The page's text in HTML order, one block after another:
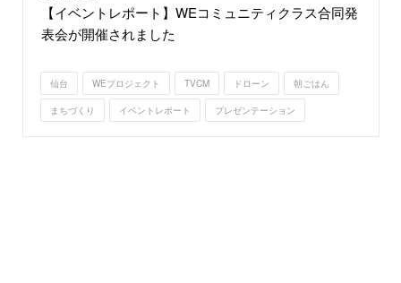
【イベントレポート】WEコミュニティクラス合同発
表会が開催されました
仙台 WEプロジェクト TVCM ドローン 朝ごはん
まちづくり イベントレポート プレゼンテーション